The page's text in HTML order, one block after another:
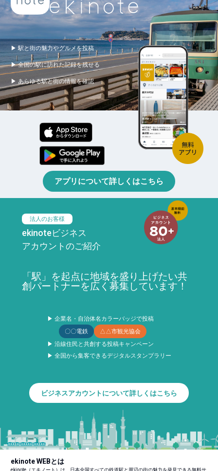
▶ 駅と街の魅力やグルメを投稿
▶ 全国の駅に訪れた記録を残せる
▶ あらゆる駅と街の情報を確認
アプリについて詳しくはこちら
法人のお客様
ekinoteビジネス
アカウントのご紹介
「駅」を起点に地域を盛り上げたい共
創パートナーを広く募集しています！
▶ 企業名・自治体名カラーバッジで投稿
〇〇電鉄
△△市観光協会
▶ 沿線住民と共創する投稿キャンペーン
▶ 全国から集客できるデジタルスタンプラリー
ビジネスアカウントについて詳しくはこちら
ekinote WEBとは
ekinote（エキノート）は、日本全国すべての鉄道駅と周辺の街の魅力を発見できる無料サ